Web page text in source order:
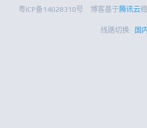
粤ICP备14028310号
博客基于腾讯云
线路切换: 国